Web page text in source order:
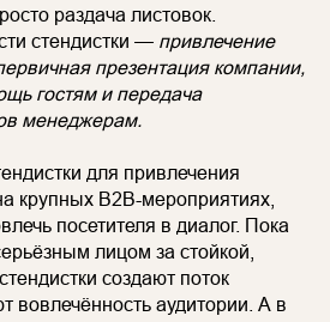
раздача листовок.
стендистки — привлечение
презентация компании,
гостям и передача
менеджерам.
для привлечения
крупных B2B-мероприятиях,
посетителя в диалог. Пока
лицом за стойкой,
создают поток
аудитории. А в